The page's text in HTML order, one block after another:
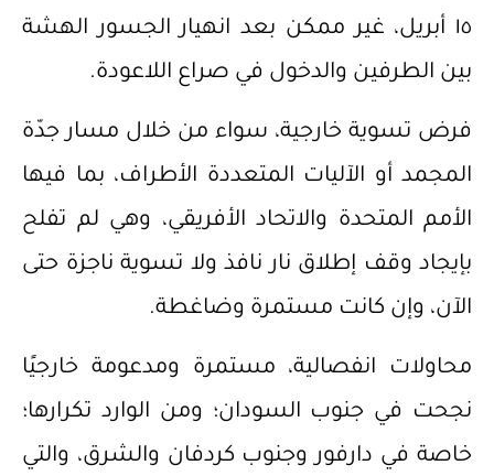
١٥ أبريل، غير ممكن بعد انهيار الجسور الهشة
بين الطرفين والدخول في صراع اللاعودة.
فرض تسوية خارجية، سواء من خلال مسار جدّة
المجمد أو الآليات المتعددة الأطراف، بما فيها
الأمم المتحدة والاتحاد الأفريقي، وهي لم تفلح
بإيجاد وقف إطلاق نار نافذ ولا تسوية ناجزة حتى
الآن، وإن كانت مستمرة وضاغطة.
محاولات انفصالية، مستمرة ومدعومة خارجيًا
نجحت في جنوب السودان؛ ومن الوارد تكرارها؛
خاصة في دارفور وجنوب كردفان والشرق، والتي